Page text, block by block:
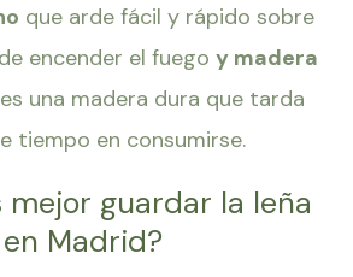
que arde fácil y rápido sobre
encender el fuego y madera
una madera dura que tarda
tiempo en consumirse.
mejor guardar la leña
en Madrid?